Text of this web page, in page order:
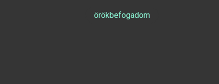
örökbefogadom